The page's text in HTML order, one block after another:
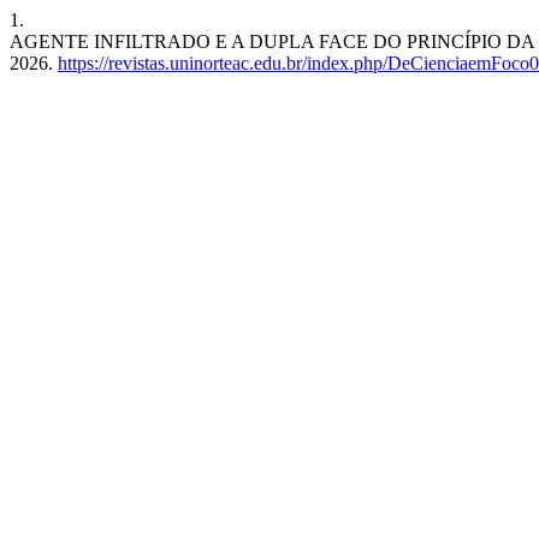
1.
AGENTE INFILTRADO E A DUPLA FACE DO PRINCÍPIO
2026. https://revistas.uninorteac.edu.br/index.php/